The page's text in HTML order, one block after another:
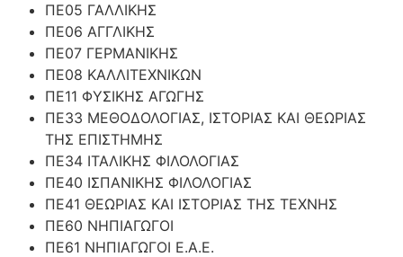
ΠΕ05 ΓΑΛΛΙΚΗΣ
ΠΕ06 ΑΓΓΛΙΚΗΣ
ΠΕ07 ΓΕΡΜΑΝΙΚΗΣ
ΠΕ08 ΚΑΛΛΙΤΕΧΝΙΚΩΝ
ΠΕ11 ΦΥΣΙΚΗΣ ΑΓΩΓΗΣ
ΠΕ33 ΜΕΘΟΔΟΛΟΓΙΑΣ, ΙΣΤΟΡΙΑΣ ΚΑΙ ΘΕΩΡΙΑΣ
ΤΗΣ ΕΠΙΣΤΗΜΗΣ
ΠΕ34 ΙΤΑΛΙΚΗΣ ΦΙΛΟΛΟΓΙΑΣ
ΠΕ40 ΙΣΠΑΝΙΚΗΣ ΦΙΛΟΛΟΓΙΑΣ
ΠΕ41 ΘΕΩΡΙΑΣ ΚΑΙ ΙΣΤΟΡΙΑΣ ΤΗΣ ΤΕΧΝΗΣ
ΠΕ60 ΝΗΠΙΑΓΩΓΟΙ
ΠΕ61 ΝΗΠΙΑΓΩΓΟΙ Ε.Α.Ε.